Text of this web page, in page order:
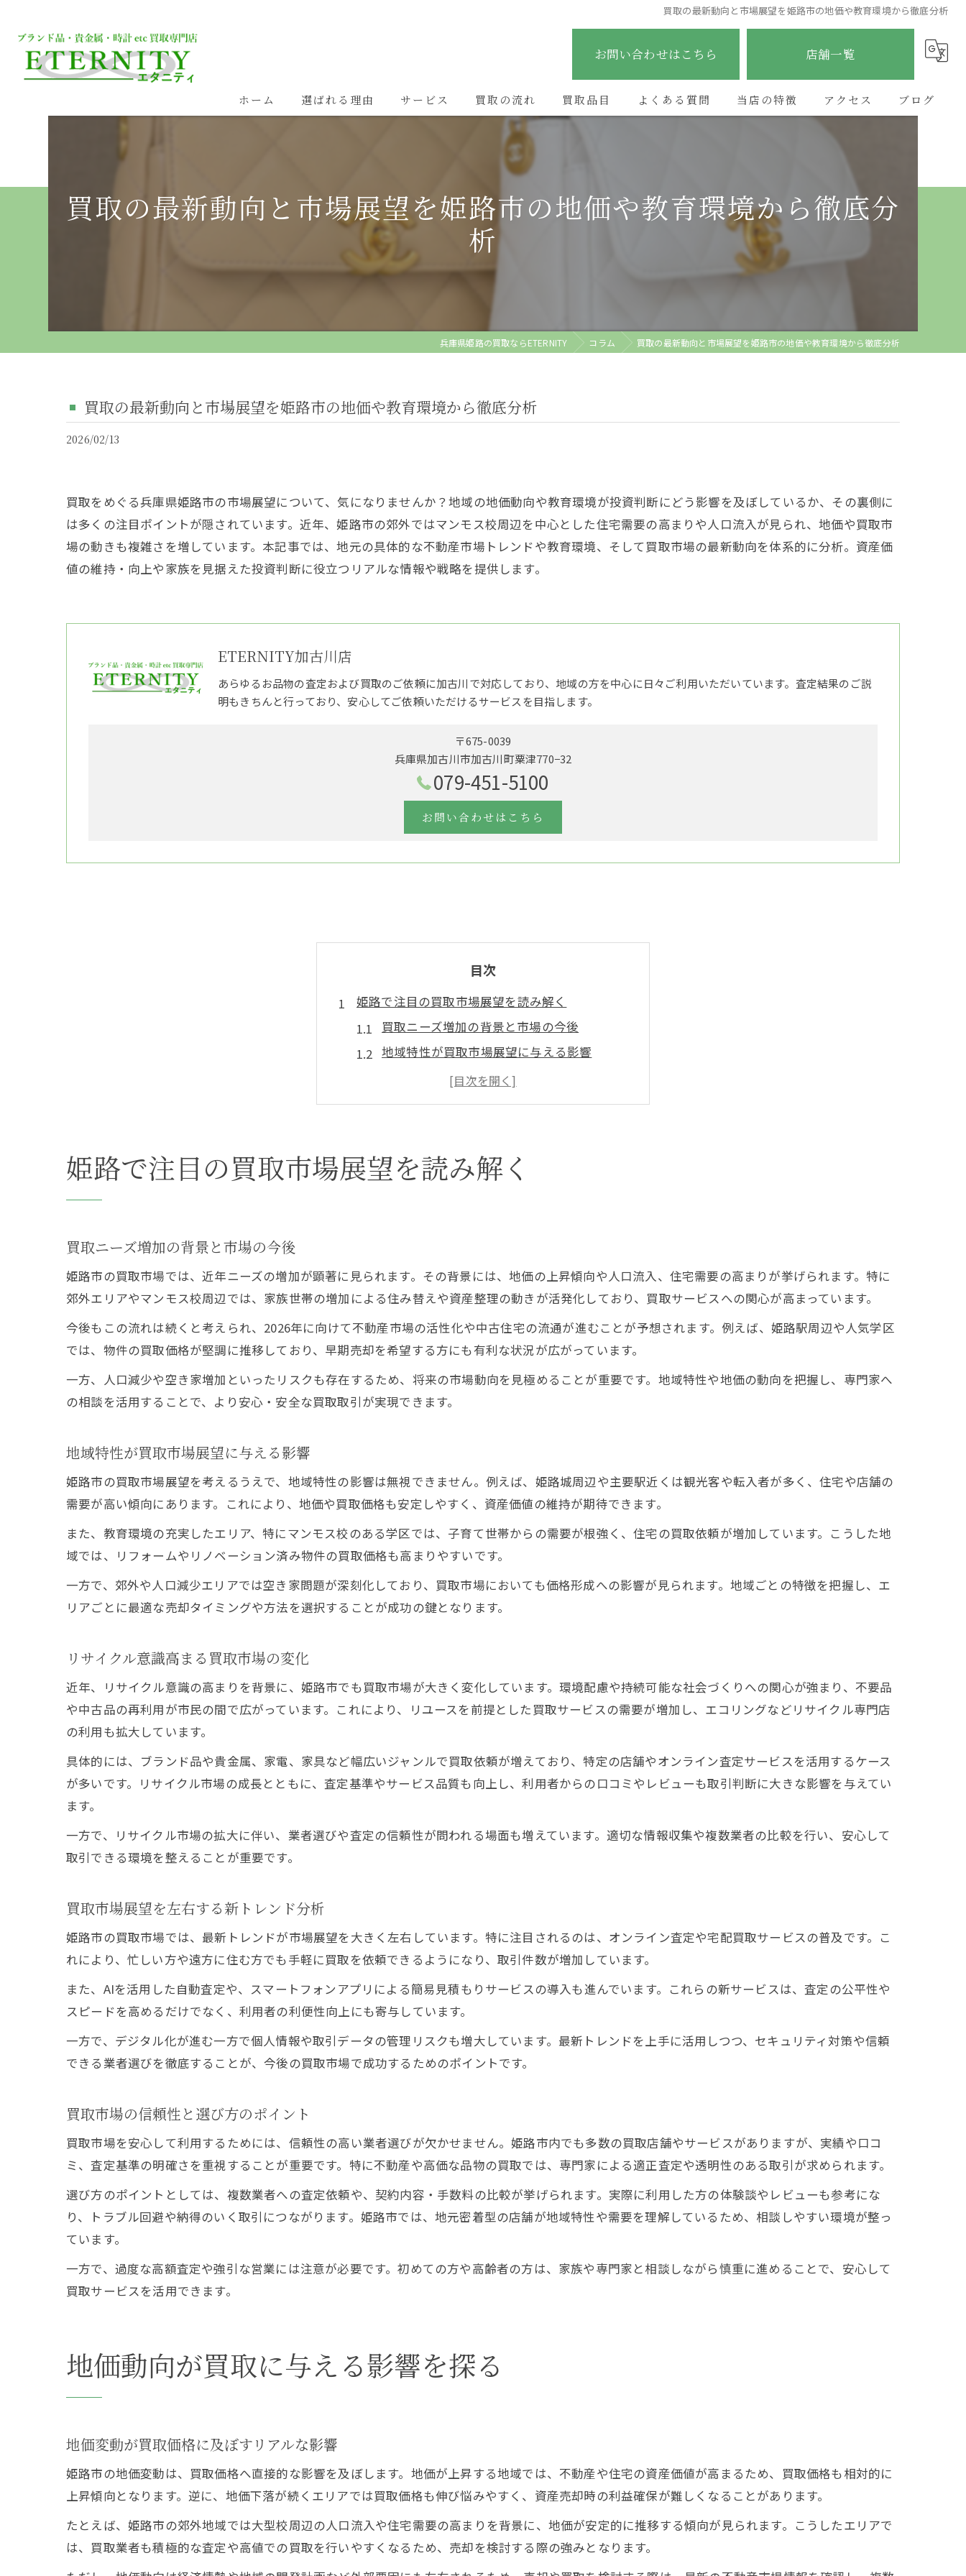
買取の最新動向と市場展望を姫路市の地価や教育環境から徹底分析
お問い合わせはこちら 店舗一覧
ホーム 選ばれる理由 サービス 買取の流れ 買取品目 よくある質問 当店の特徴
時計
金
アクセス
ETERNITY太子店
ETERNITY野里店
ETERNITY加古川店
ブログ
買取の最新動向と市場展望を姫路市の地価や教育環境から徹底分
析
兵庫県姫路の買取ならETERNITY コラム 買取の最新動向と市場展望を姫路市の地価や教育環境から徹底分析
買取の最新動向と市場展望を姫路市の地価や教育環境から徹底分析
2026/02/13
買取をめぐる兵庫県姫路市の市場展望について、気になりませんか？地域の地価動向や教育環境が投資判断にどう影響を及ぼしているか、その裏側に
は多くの注目ポイントが隠されています。近年、姫路市の郊外ではマンモス校周辺を中心とした住宅需要の高まりや人口流入が見られ、地価や買取市
場の動きも複雑さを増しています。本記事では、地元の具体的な不動産市場トレンドや教育環境、そして買取市場の最新動向を体系的に分析。資産価
値の維持・向上や家族を見据えた投資判断に役立つリアルな情報や戦略を提供します。
ETERNITY加古川店
あらゆるお品物の査定および買取のご依頼に加古川で対応しており、地域の方を中心に日々ご利用いただいています。査定結果のご説
明もきちんと行っており、安心してご依頼いただけるサービスを目指します。
〒675-0039
兵庫県加古川市加古川町粟津770−32
079-451-5100
お問い合わせはこちら
目次
姫路で注目の買取市場展望を読み解く
買取ニーズ増加の背景と市場の今後
地域特性が買取市場展望に与える影響
リサイクル意識高まる買取市場の変化
買取市場展望を左右する新トレンド分析
地価動向が買取に与える影響を探る
地価変動が買取価格に及ぼすリアルな影響
地価と買取市場展望のつながりを解説
教育環境変化と姫路買取市場の未来
教育環境が買取市場展望に与える要因とは
子育て世帯増加と買取市場動向の関係性
マンモス校周辺の買取市場期待と現状
教育環境変化が買取に及ぼす影響を分析
買取市場展望から見る投資判断のポイント
不動産買取が投資戦略に与える影響を解説
資産価値維持に貢献する買取活用術
買取視点で選ぶべき投資エリアの特徴
不動産買取のプロが実践する評価基準
地価上昇エリアと買取戦略の最前線
買取市場展望に基づくエリア選定の極意
最新地価動向から見る買取戦略の実践
ライフスタイルに合う買取の選び方
買取市場展望で変わる最適な選び方とは
信頼できる買取サービスの見極め方
姫路で注目の買取市場展望を読み解く
買取ニーズ増加の背景と市場の今後
姫路市の買取市場では、近年ニーズの増加が顕著に見られます。その背景には、地価の上昇傾向や人口流入、住宅需要の高まりが挙げられます。特に
郊外エリアやマンモス校周辺では、家族世帯の増加による住み替えや資産整理の動きが活発化しており、買取サービスへの関心が高まっています。
今後もこの流れは続くと考えられ、2026年に向けて不動産市場の活性化や中古住宅の流通が進むことが予想されます。例えば、姫路駅周辺や人気学区
では、物件の買取価格が堅調に推移しており、早期売却を希望する方にも有利な状況が広がっています。
一方、人口減少や空き家増加といったリスクも存在するため、将来の市場動向を見極めることが重要です。地域特性や地価の動向を把握し、専門家へ
の相談を活用することで、より安心・安全な買取取引が実現できます。
地域特性が買取市場展望に与える影響
姫路市の買取市場展望を考えるうえで、地域特性の影響は無視できません。例えば、姫路城周辺や主要駅近くは観光客や転入者が多く、住宅や店舗の
需要が高い傾向にあります。これにより、地価や買取価格も安定しやすく、資産価値の維持が期待できます。
また、教育環境の充実したエリア、特にマンモス校のある学区では、子育て世帯からの需要が根強く、住宅の買取依頼が増加しています。こうした地
域では、リフォームやリノベーション済み物件の買取価格も高まりやすいです。
一方で、郊外や人口減少エリアでは空き家問題が深刻化しており、買取市場においても価格形成への影響が見られます。地域ごとの特徴を把握し、エ
リアごとに最適な売却タイミングや方法を選択することが成功の鍵となります。
リサイクル意識高まる買取市場の変化
近年、リサイクル意識の高まりを背景に、姫路市でも買取市場が大きく変化しています。環境配慮や持続可能な社会づくりへの関心が強まり、不要品
や中古品の再利用が市民の間で広がっています。これにより、リユースを前提とした買取サービスの需要が増加し、エコリングなどリサイクル専門店
の利用も拡大しています。
具体的には、ブランド品や貴金属、家電、家具など幅広いジャンルで買取依頼が増えており、特定の店舗やオンライン査定サービスを活用するケース
が多いです。リサイクル市場の成長とともに、査定基準やサービス品質も向上し、利用者からの口コミやレビューも取引判断に大きな影響を与えてい
ます。
一方で、リサイクル市場の拡大に伴い、業者選びや査定の信頼性が問われる場面も増えています。適切な情報収集や複数業者の比較を行い、安心して
取引できる環境を整えることが重要です。
買取市場展望を左右する新トレンド分析
姫路市の買取市場では、最新トレンドが市場展望を大きく左右しています。特に注目されるのは、オンライン査定や宅配買取サービスの普及です。こ
れにより、忙しい方や遠方に住む方でも手軽に買取を依頼できるようになり、取引件数が増加しています。
また、AIを活用した自動査定や、スマートフォンアプリによる簡易見積もりサービスの導入も進んでいます。これらの新サービスは、査定の公平性や
スピードを高めるだけでなく、利用者の利便性向上にも寄与しています。
一方で、デジタル化が進む一方で個人情報や取引データの管理リスクも増大しています。最新トレンドを上手に活用しつつ、セキュリティ対策や信頼
できる業者選びを徹底することが、今後の買取市場で成功するためのポイントです。
買取市場の信頼性と選び方のポイント
買取市場を安心して利用するためには、信頼性の高い業者選びが欠かせません。姫路市内でも多数の買取店舗やサービスがありますが、実績や口コ
ミ、査定基準の明確さを重視することが重要です。特に不動産や高価な品物の買取では、専門家による適正査定や透明性のある取引が求められます。
選び方のポイントとしては、複数業者への査定依頼や、契約内容・手数料の比較が挙げられます。実際に利用した方の体験談やレビューも参考にな
り、トラブル回避や納得のいく取引につながります。姫路市では、地元密着型の店舗が地域特性や需要を理解しているため、相談しやすい環境が整っ
ています。
一方で、過度な高額査定や強引な営業には注意が必要です。初めての方や高齢者の方は、家族や専門家と相談しながら慎重に進めることで、安心して
買取サービスを活用できます。
地価動向が買取に与える影響を探る
地価変動が買取価格に及ぼすリアルな影響
姫路市の地価変動は、買取価格へ直接的な影響を及ぼします。地価が上昇する地域では、不動産や住宅の資産価値が高まるため、買取価格も相対的に
上昇傾向となります。逆に、地価下落が続くエリアでは買取価格も伸び悩みやすく、資産売却時の利益確保が難しくなることがあります。
たとえば、姫路市の郊外地域では大型校周辺の人口流入や住宅需要の高まりを背景に、地価が安定的に推移する傾向が見られます。こうしたエリアで
は、買取業者も積極的な査定や高値での買取を行いやすくなるため、売却を検討する際の強みとなります。